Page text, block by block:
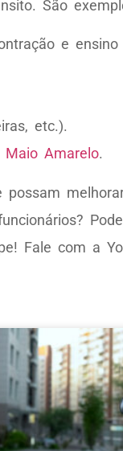
São
e ensino
etc.).
Maio Amarelo.
Fale com a